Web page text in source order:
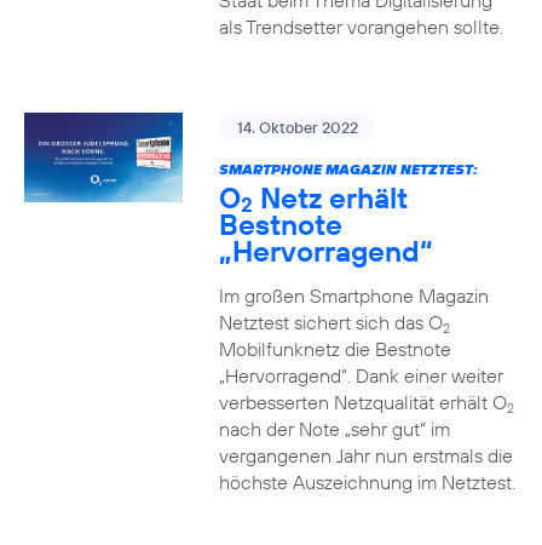
als Trendsetter vorangehen sollte.
14. Oktober 2022
SMARTPHONE MAGAZIN NETZTEST:
O2 Netz erhält
Bestnote
„Hervorragend“
Im großen Smartphone Magazin
Netztest sichert sich das O2
Mobilfunknetz die Bestnote
„Hervorragend“. Dank einer weiter
verbesserten Netzqualität erhält O2
nach der Note „sehr gut“ im
vergangenen Jahr nun erstmals die
höchste Auszeichnung im Netztest.